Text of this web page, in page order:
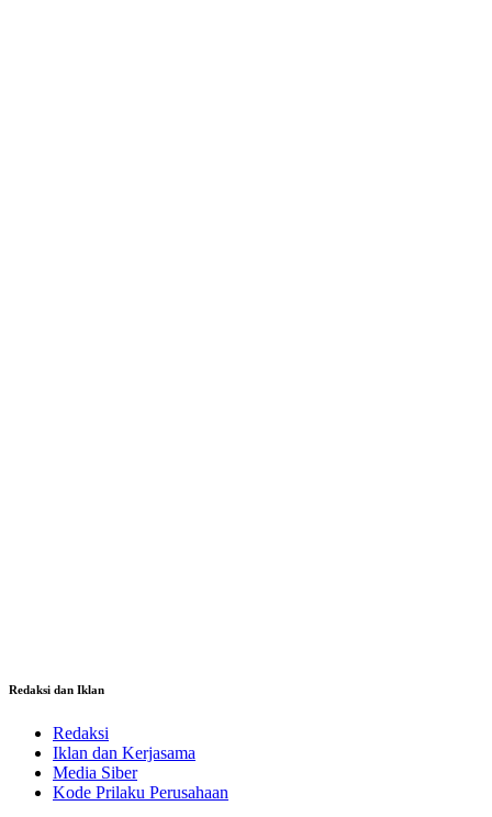
Redaksi dan Iklan
Redaksi
Iklan dan Kerjasama
Media Siber
Kode Prilaku Perusahaan